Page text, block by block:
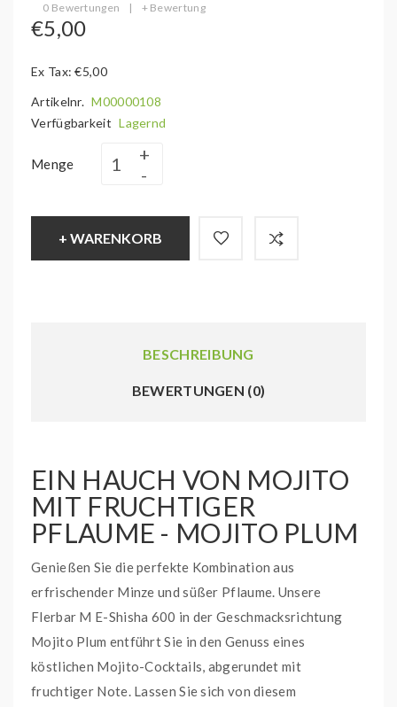
0 Bewertungen | + Bewertung
€5,00
Ex Tax: €5,00
Artikelnr. M00000108
Verfügbarkeit Lagernd
Menge
+ WARENKORB
BESCHREIBUNG
BEWERTUNGEN (0)
EIN HAUCH VON MOJITO
MIT FRUCHTIGER
PFLAUME - MOJITO PLUM
Genießen Sie die perfekte Kombination aus
erfrischender Minze und süßer Pflaume. Unsere
Flerbar M E-Shisha 600 in der Geschmacksrichtung
Mojito Plum entführt Sie in den Genuss eines
köstlichen Mojito-Cocktails, abgerundet mit
fruchtiger Note. Lassen Sie sich von diesem